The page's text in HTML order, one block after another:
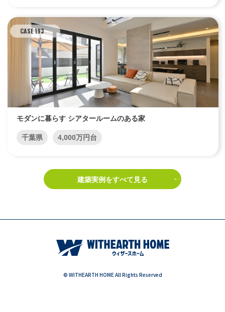
CASE 193
モダンに暮らす シアタールームのある家
千葉県 4,000万円台
建築実例をすべて見る
© WITHEARTH HOME All Rights Reserved